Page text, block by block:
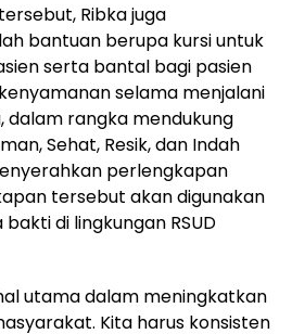
Ribka juga
bantuan berupa kursi untuk
serta bantal bagi pasien
selama menjalani
dalam rangka mendukung
Sehat, Resik, dan Indah
perlengkapan
tersebut akan digunakan
di lingkungan RSUD
utama dalam meningkatkan
Kita harus konsisten